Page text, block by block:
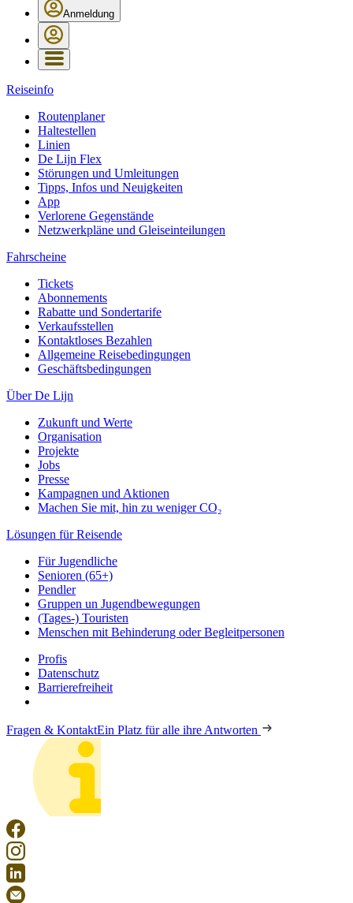
Anmeldung
Reiseinfo
Routenplaner
Haltestellen
Linien
De Lijn Flex
Störungen und Umleitungen
Tipps, Infos und Neuigkeiten
App
Verlorene Gegenstände
Netzwerkpläne und Gleiseinteilungen
Fahrscheine
Tickets
Abonnements
Rabatte und Sondertarife
Verkaufsstellen
Kontaktloses Bezahlen
Allgemeine Reisebedingungen
Geschäftsbedingungen
Über De Lijn
Zukunft und Werte
Organisation
Projekte
Jobs
Presse
Kampagnen und Aktionen
Machen Sie mit, hin zu weniger CO₂
Lösungen für Reisende
Für Jugendliche
Senioren (65+)
Pendler
Gruppen un Jugendbewegungen
(Tages-) Touristen
Menschen mit Behinderung oder Begleitpersonen
Profis
Datenschutz
Barrierefreiheit
Fragen & KontaktEin Platz für alle ihre Antworten